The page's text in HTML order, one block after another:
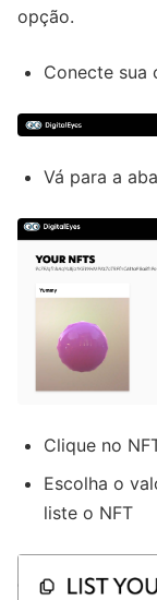
opção.
Conecte sua
Vá para a
Clique no
Escolha o
liste o NFT